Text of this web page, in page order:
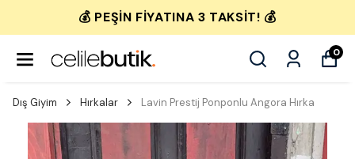
💰 PEŞIN FIYATINA 3 TAKSIT! 💰
0
Dış Giyim Hırkalar Lavin Prestij Ponponlu Angora Hırka